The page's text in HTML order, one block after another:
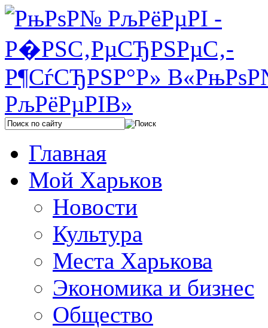
Главная
Мой Харьков
Новости
Культура
Места Харькова
Экономика и бизнес
Общество